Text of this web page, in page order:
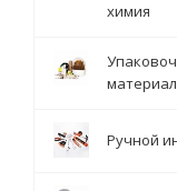
химия
Ручной